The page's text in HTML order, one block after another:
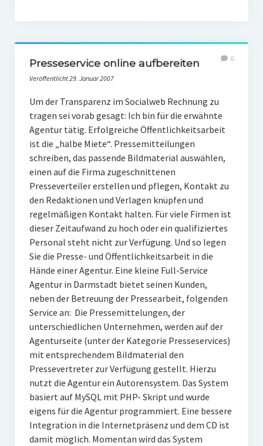
Presseservice online aufbereiten
Veröffentlicht 29. Januar 2007
0
Um der Transparenz im Socialweb Rechnung zu
tragen sei vorab gesagt: Ich bin für die erwähnte
Agentur tätig. Erfolgreiche Öffentlichkeitsarbeit
ist die „halbe Miete“. Pressemitteilungen
schreiben, das passende Bildmaterial auswählen,
einen auf die Firma zugeschnittenen
Presseverteiler erstellen und pflegen, Kontakt zu
den Redaktionen und Verlagen knüpfen und
regelmäßigen Kontakt halten. Für viele Firmen ist
dieser Zeitaufwand zu hoch oder ein qualifiziertes
Personal steht nicht zur Verfügung. Und so legen
Sie die Presse- und Öffentlichkeitsarbeit in die
Hände einer Agentur. Eine kleine Full-Service
Agentur in Darmstadt bietet seinen Kunden,
neben der Betreuung der Pressearbeit, folgenden
Service an: Die Pressemittelungen, der
unterschiedlichen Unternehmen, werden auf der
Agenturseite (unter der Kategorie Presseservices)
mit entsprechendem Bildmaterial den
Pressevertreter zur Verfügung gestellt. Hierzu
nutzt die Agentur ein Autorensystem. Das System
basiert auf MySQL mit PHP- Skript und wurde
eigens für die Agentur programmiert. Eine bessere
Integration in die Internetpräsenz und dem CD ist
damit möglich. Momentan wird das System